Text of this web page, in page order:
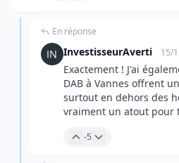
En réponse
InvestisseurAverti 15/
Exactement ! J'ai
DAB à Vannes offrent
surtout en dehors des
vraiment un atout pour
-5